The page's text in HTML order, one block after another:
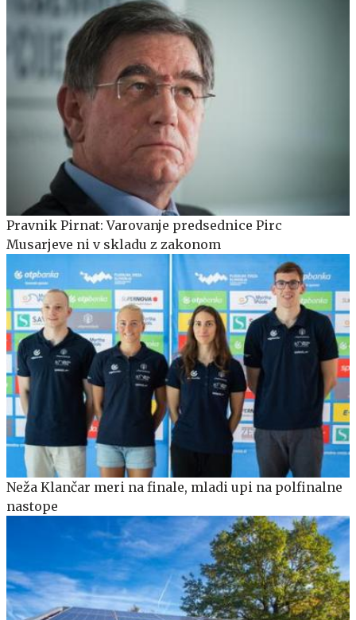
Pravnik Pirnat: Varovanje predsednice Pirc
Musarjeve ni v skladu z zakonom
Neža Klančar meri na finale, mladi upi na polfinalne
nastope